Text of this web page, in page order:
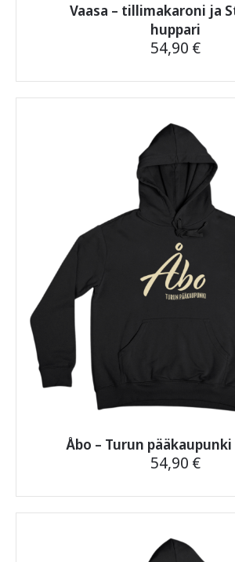
Vaasa – tillimakaroni ja
huppari
54,90 €
tuotteella
useampi
muunnelma.
Voit
tehdä
valinnat
tuotteen
sivulla.
Åbo – Turun
54,90 €
tuotteella
useampi
muunnelma.